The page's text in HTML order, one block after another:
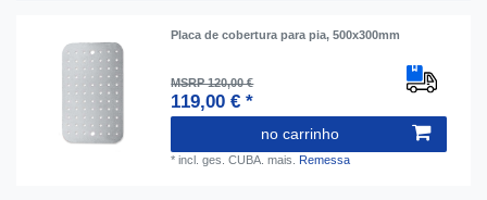
Placa de cobertura para pia, 500x300mm
MSRP 120,00 €
119,00 € *
no carrinho
*incl. ges. CUBA. mais. Remessa